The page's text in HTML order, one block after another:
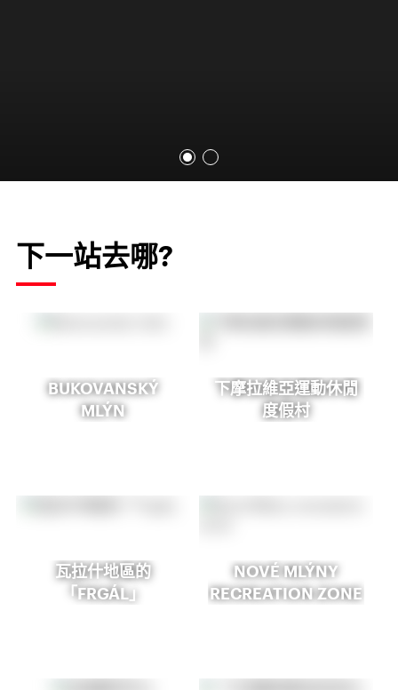
下一站去哪?
BUKOVANSKÝ
MLÝN
下摩拉維亞運動休閒
度假村
瓦拉什地區的
「FRGÁL」
NOVÉ MLÝNY
RECREATION ZONE